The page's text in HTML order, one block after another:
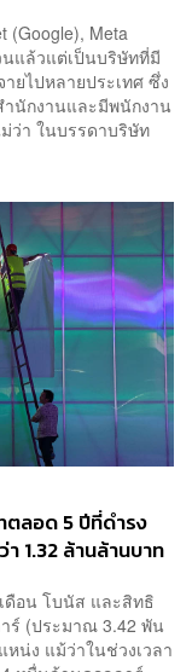
(Google), Meta
นแล้วแต่เป็นบริษัทที่มี
ยไปหลายประเทศ ซึ่ง
นักงานและมีพนักงาน
ว่า ในบรรดาบริษัท
ลอด 5 ปีที่ดำรง
1.32 ล้านล้านบาท
ดือน โบนัส และสิทธิ
ร์ (ประมาณ 3.42 พัน
หน่ง แม้ว่าในช่วงเวลา